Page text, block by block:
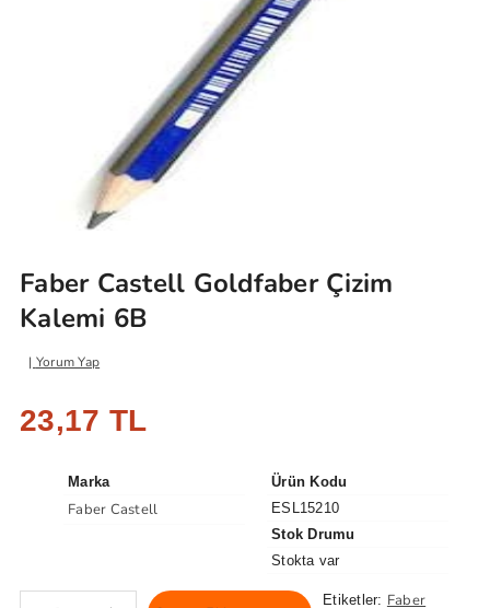
Faber Castell Goldfaber Çizim
Kalemi 6B
Yorum Yap
23,17 TL
Marka
Faber Castell
Ürün Kodu
ESL15210
Stok Drumu
Stokta var
Etiketler: Faber